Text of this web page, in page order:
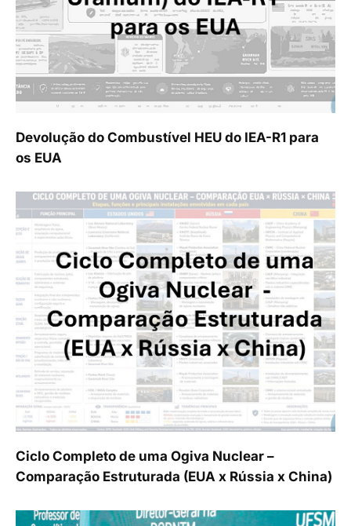
Devolução do Combustível HEU do IEA-R1 para
os EUA
Ciclo Completo de uma Ogiva Nuclear –
Comparação Estruturada (EUA x Rússia x China)